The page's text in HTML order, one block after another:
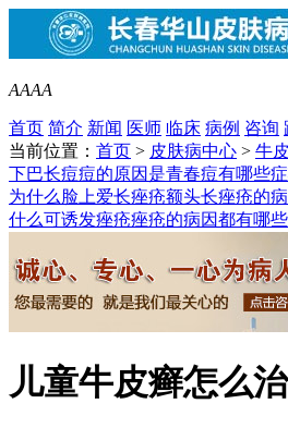
AAAA
首页 简介 新闻 医师 临床 病例 咨询
当前位置： 首页 > 皮肤病中心 > 牛
下巴长痘痘的原因是青春痘有哪些
为什么脸上爱长痤疮额头长痤疮的
什么可诱发痤疮痤疮的病因都有哪些
儿童牛皮癣怎么